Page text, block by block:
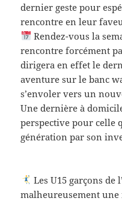
dernier geste pour
rencontre en leur
Rendez-vous la
rencontre forcément
dirigera en effet le
aventure sur le banc
s’envoler vers un
Une dernière à
perspective pour celle
génération par son
Les U15 garçons de
malheureusement